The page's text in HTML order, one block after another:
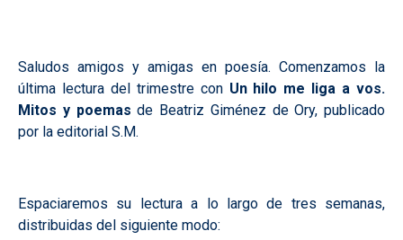
Saludos amigos y amigas en poesía. Comenzamos la
última lectura del trimestre con Un hilo me liga a vos.
Mitos y poemas de Beatriz Giménez de Ory, publicado
por la editorial S.M.
Espaciaremos su lectura a lo largo de tres semanas,
distribuidas del siguiente modo: